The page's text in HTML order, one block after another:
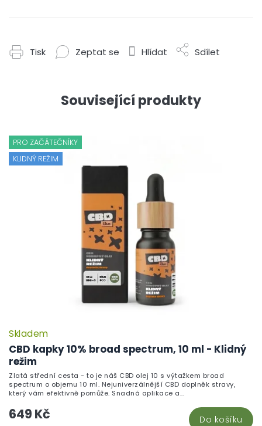
Tisk Zeptat se Hlídat Sdílet
Související produkty
PRO ZAČÁTEČNÍKY
KLIDNÝ REŽIM
CBD kapky 10% broad spectrum, 10 ml - Klidný
režim
Skladem
649 Kč Do košíku
Zlatá střední cesta - to je náš CBD olej 10 s výtažkem broad
spectrum o objemu 10 ml. Nejuniverzálnější CBD doplněk stravy,
který vám efektivně pomůže. Snadná aplikace a...